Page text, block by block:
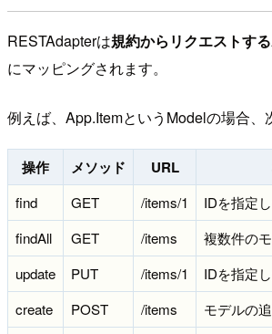
RESTAdapterは規約からリクエストす
にマッピングされます。
例えば、App.ItemというModelの場合、
操作 メソッド URL
find GET /items/1
IDを指定
findAll
GET /items
複数件の
update
PUT /items/1
IDを指定
create
POST /items
モデルの